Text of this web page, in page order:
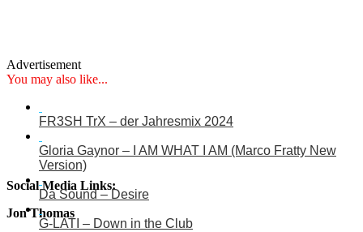
Social Media Links:
Jon Thomas
Advertisement
You may also like...
FR3SH TrX – der Jahresmix 2024
Gloria Gaynor – I AM WHAT I AM (Marco Fratty New
Version)
Da Sound – Desire
G-LATI – Down in the Club